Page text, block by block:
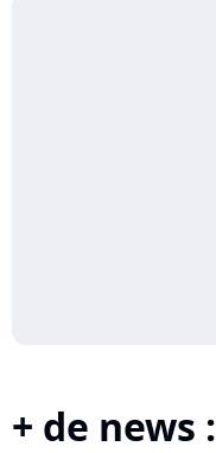
+ de news :